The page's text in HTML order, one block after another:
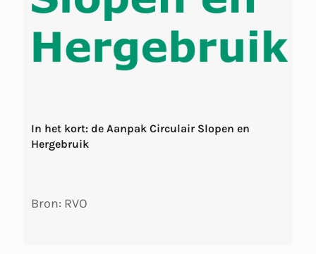
In het kort: de Aanpak Circulair Slopen en
Hergebruik
Bron: RVO